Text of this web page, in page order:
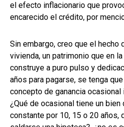
el efecto inflacionario que
encarecido el crédito, por
Sin embargo, creo que el hecho
vivienda, un patrimonio que en
construye a puro pulso y
años para pagarse, se tenga
concepto de ganancia ocasional
¿Qué de ocasional tiene un
constante por 10, 15 o 20 años,